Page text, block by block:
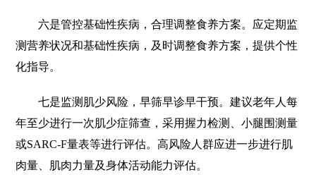
六是管控基础性疾病，合理调整食养方案。应定期监
测营养状况和基础性疾病，及时调整食养方案，提供个性
化指导。
七是监测肌少风险，早筛早诊早干预。建议老年人每
年至少进行一次肌少症筛查，采用握力检测、小腿围测量
或SARC-F量表等进行评估。高风险人群应进一步进行肌
肉量、肌肉力量及身体活动能力评估。